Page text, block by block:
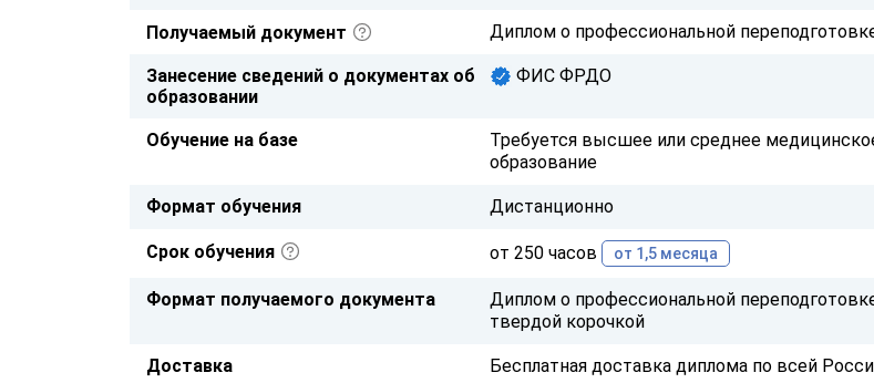
Получаемый документ Диплом о профессиональной
Занесение сведений о документах об
образовании
ФИС ФРДО
Обучение на базе
Требуется высшее или среднее
образование
Формат обучения Дистанционно
Срок обучения от 250 часов от 1,5 месяца
Формат получаемого документа
Диплом о профессиональной
твердой корочкой
Доставка Бесплатная доставка диплома по всей